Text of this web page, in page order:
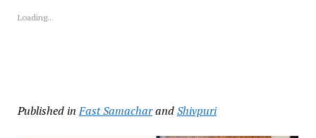
Loading...
Published in Fast SamacharandShivpuri